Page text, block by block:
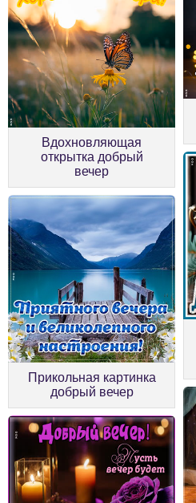
Вдохновляющая
открытка добрый
вечер
Прикольная картинка
добрый вечер